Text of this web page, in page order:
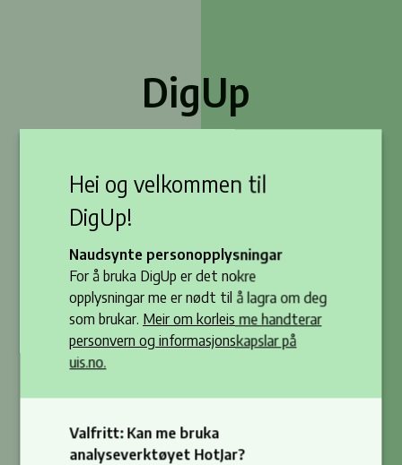
DigUp
Eit digitalt verktøy for
undervisningsplanlegging
E-postadresse
Passord
Logg inn med passord
Hei og velkommen til
DigUp!
Naudsynte personopplysningar
For å bruka DigUp er det nokre
opplysningar me er nødt til å lagra om deg
som brukar. Meir om korleis me handterar
personvern og informasjonskapslar på
uis.no.
Valfritt: Kan me bruka
analyseverktøyet HotJar?